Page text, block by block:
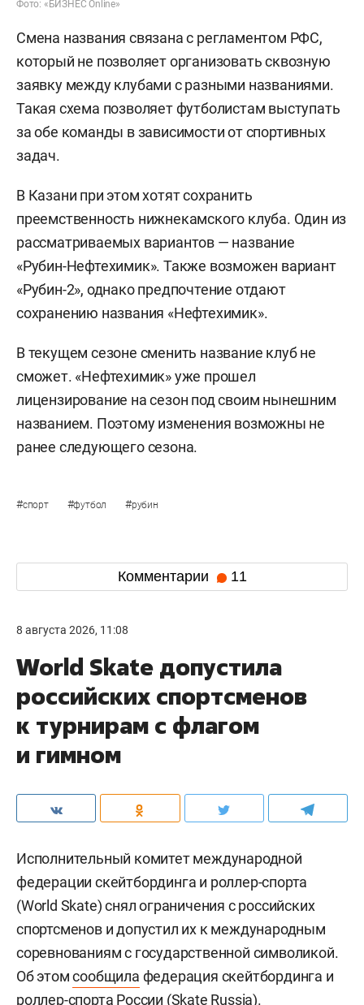
Фото: «БИЗНЕС Online»
Смена названия связана с регламентом РФС,
который не позволяет организовать сквозную
заявку между клубами с разными названиями.
Такая схема позволяет футболистам выступать
за обе команды в зависимости от спортивных
задач.
В Казани при этом хотят сохранить
преемственность нижнекамского клуба. Один из
рассматриваемых вариантов — название
«Рубин-Нефтехимик». Также возможен вариант
«Рубин-2», однако предпочтение отдают
сохранению названия «Нефтехимик».
В текущем сезоне сменить название клуб не
сможет. «Нефтехимик» уже прошел
лицензирование на сезон под своим нынешним
названием. Поэтому изменения возможны не
ранее следующего сезона.
#спорт #футбол #рубин
Комментарии 11
8 августа 2026, 11:08
World Skate допустила
российских спортсменов
к турнирам с флагом
и гимном
Исполнительный комитет международной
федерации скейтбординга и роллер-спорта
(World Skate) снял ограничения с российских
спортсменов и допустил их к международным
соревнованиям с государственной символикой.
Об этомсообщила федерация скейтбординга и
роллер-спорта России (Skate Russia).